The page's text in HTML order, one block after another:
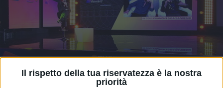
Il rispetto della tua riservatezza è la nostra
priorità